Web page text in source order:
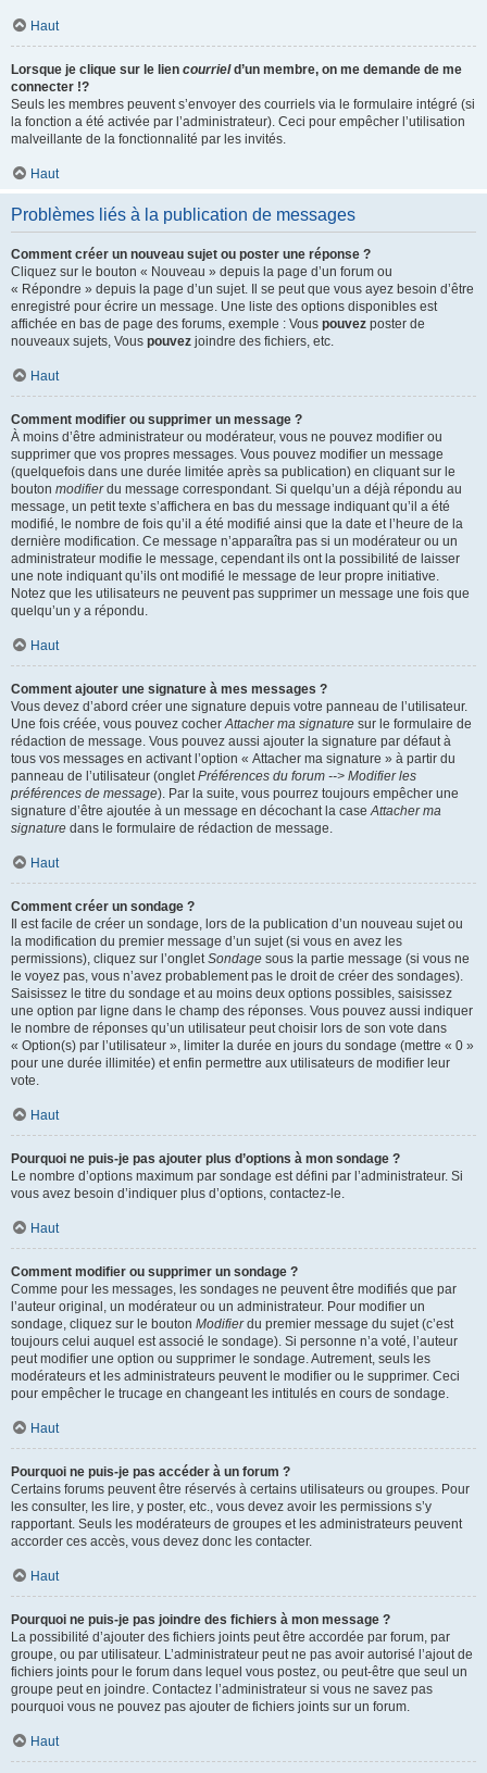
Haut
Lorsque je clique sur le lien courrield’un membre, on me demande de me
connecter !?
Seuls les membres peuvent s’envoyer des courriels via le formulaire intégré (si
la fonction a été activée par l’administrateur). Ceci pour empêcher l’utilisation
malveillante de la fonctionnalité par les invités.
Haut
Problèmes liés à la publication de messages
Comment créer un nouveau sujet ou poster une réponse ?
Cliquez sur le bouton « Nouveau » depuis la page d’un forum ou
« Répondre » depuis la page d’un sujet. Il se peut que vous ayez besoin d’être
enregistré pour écrire un message. Une liste des options disponibles est
affichée en bas de page des forums, exemple : Vous pouvez poster de
nouveaux sujets, Vous pouvez joindre des fichiers, etc.
Haut
Comment modifier ou supprimer un message ?
À moins d’être administrateur ou modérateur, vous ne pouvez modifier ou
supprimer que vos propres messages. Vous pouvez modifier un message
(quelquefois dans une durée limitée après sa publication) en cliquant sur le
bouton modifierdu message correspondant. Si quelqu’un a déjà répondu au
message, un petit texte s’affichera en bas du message indiquant qu’il a été
modifié, le nombre de fois qu’il a été modifié ainsi que la date et l’heure de la
dernière modification. Ce message n’apparaîtra pas si un modérateur ou un
administrateur modifie le message, cependant ils ont la possibilité de laisser
une note indiquant qu’ils ont modifié le message de leur propre initiative.
Notez que les utilisateurs ne peuvent pas supprimer un message une fois que
quelqu’un y a répondu.
Haut
Comment ajouter une signature à mes messages ?
Vous devez d’abord créer une signature depuis votre panneau de l’utilisateur.
Une fois créée, vous pouvez cocherAttacher ma signature sur le formulaire de
rédaction de message. Vous pouvez aussi ajouter la signature par défaut à
tous vos messages en activant l’option « Attacher ma signature » à partir du
panneau de l’utilisateur (ongletPréférences du forum --> Modifier les
préférences de message). Par la suite, vous pourrez toujours empêcher une
signature d’être ajoutée à un message en décochant la caseAttacher ma
signature dans le formulaire de rédaction de message.
Haut
Comment créer un sondage ?
Il est facile de créer un sondage, lors de la publication d’un nouveau sujet ou
la modification du premier message d’un sujet (si vous en avez les
permissions), cliquez sur l’ongletSondage sous la partie message (si vous ne
le voyez pas, vous n’avez probablement pas le droit de créer des sondages).
Saisissez le titre du sondage et au moins deux options possibles, saisissez
une option par ligne dans le champ des réponses. Vous pouvez aussi indiquer
le nombre de réponses qu’un utilisateur peut choisir lors de son vote dans
« Option(s) par l’utilisateur », limiter la durée en jours du sondage (mettre « 0 »
pour une durée illimitée) et enfin permettre aux utilisateurs de modifier leur
vote.
Haut
Pourquoi ne puis-je pas ajouter plus d’options à mon sondage ?
Le nombre d’options maximum par sondage est défini par l’administrateur. Si
vous avez besoin d’indiquer plus d’options, contactez-le.
Haut
Comment modifier ou supprimer un sondage ?
Comme pour les messages, les sondages ne peuvent être modifiés que par
l’auteur original, un modérateur ou un administrateur. Pour modifier un
sondage, cliquez sur le bouton Modifierdu premier message du sujet (c’est
toujours celui auquel est associé le sondage). Si personne n’a voté, l’auteur
peut modifier une option ou supprimer le sondage. Autrement, seuls les
modérateurs et les administrateurs peuvent le modifier ou le supprimer. Ceci
pour empêcher le trucage en changeant les intitulés en cours de sondage.
Haut
Pourquoi ne puis-je pas accéder à un forum ?
Certains forums peuvent être réservés à certains utilisateurs ou groupes. Pour
les consulter, les lire, y poster, etc., vous devez avoir les permissions s’y
rapportant. Seuls les modérateurs de groupes et les administrateurs peuvent
accorder ces accès, vous devez donc les contacter.
Haut
Pourquoi ne puis-je pas joindre des fichiers à mon message ?
La possibilité d’ajouter des fichiers joints peut être accordée par forum, par
groupe, ou par utilisateur. L’administrateur peut ne pas avoir autorisé l’ajout de
fichiers joints pour le forum dans lequel vous postez, ou peut-être que seul un
groupe peut en joindre. Contactez l’administrateur si vous ne savez pas
pourquoi vous ne pouvez pas ajouter de fichiers joints sur un forum.
Haut